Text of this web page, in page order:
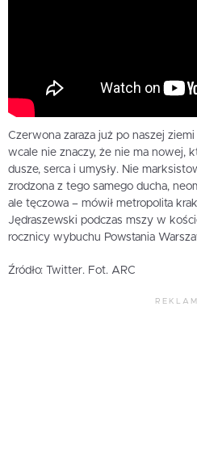
Czerwona zaraza już po naszej
wcale nie znaczy, że nie ma nowej,
dusze, serca i umysły. Nie
zrodzona z tego samego ducha,
ale tęczowa – mówił metropolita
Jędraszewski podczas mszy w
rocznicy wybuchu Powstania
Źródło: Twitter. Fot. ARC